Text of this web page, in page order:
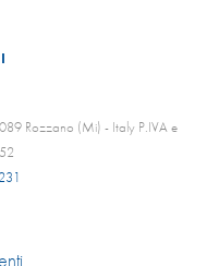
Rozzano (Mi) - Italy P.IVA e